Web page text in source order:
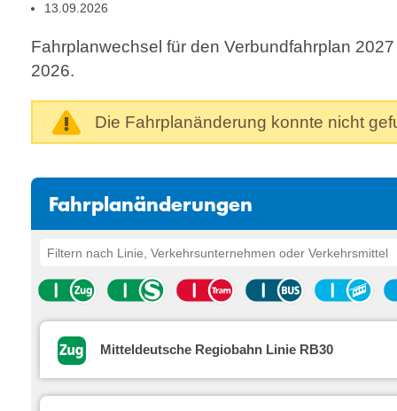
13.09.2026
Fahrplanwechsel für den Verbundfahrplan
2026.
Die Fahrplanänderung konnte nicht
Fahrplanänderungen
Mitteldeutsche Regiobahn Linie RB30